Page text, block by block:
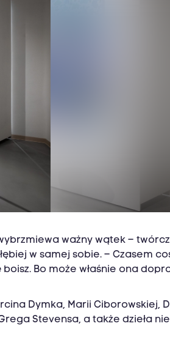
ważny wątek –
w samej sobie. – Czasem
Bo może właśnie ona
Dymka, Marii Ciborowskiej,
Stevensa, a także dzieła